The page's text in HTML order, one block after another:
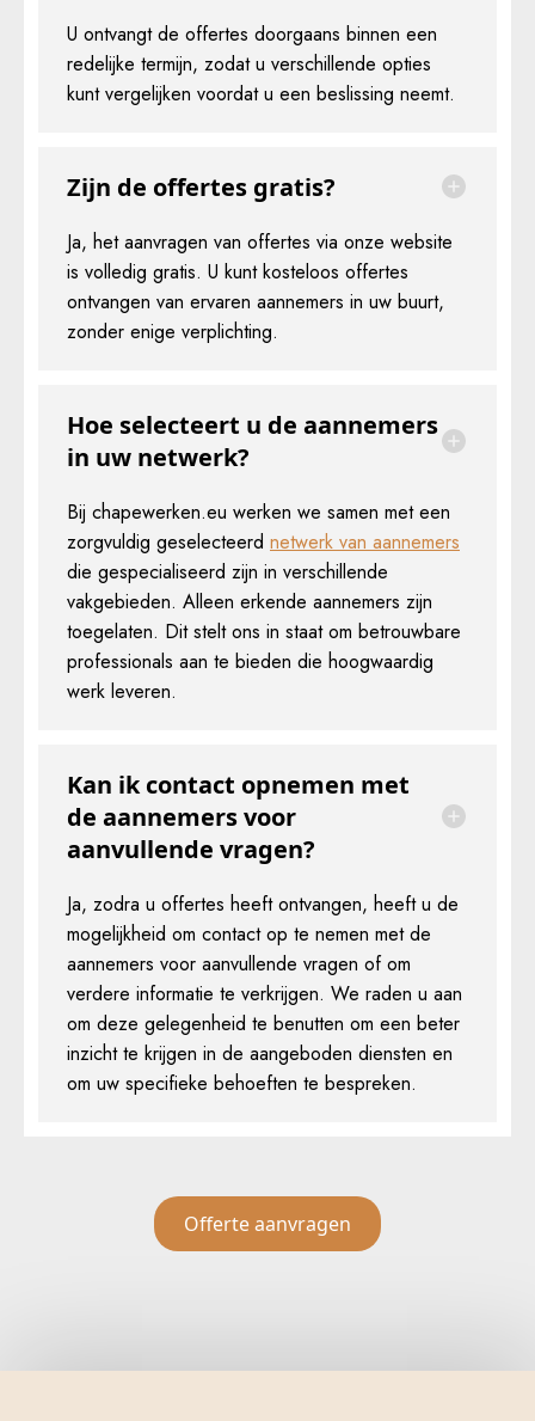
U ontvangt de offertes doorgaans binnen een
redelijke termijn, zodat u verschillende opties
kunt vergelijken voordat u een beslissing neemt.
Zijn de offertes gratis?
Ja, het aanvragen van offertes via onze website
is volledig gratis. U kunt kosteloos offertes
ontvangen van ervaren aannemers in uw buurt,
zonder enige verplichting.
Hoe selecteert u de aannemers
in uw netwerk?
Bij chapewerken.eu werken we samen met een
zorgvuldig geselecteerd netwerk van aannemers
die gespecialiseerd zijn in verschillende
vakgebieden. Alleen erkende aannemers zijn
toegelaten. Dit stelt ons in staat om betrouwbare
professionals aan te bieden die hoogwaardig
werk leveren.
Kan ik contact opnemen met
de aannemers voor
aanvullende vragen?
Ja, zodra u offertes heeft ontvangen, heeft u de
mogelijkheid om contact op te nemen met de
aannemers voor aanvullende vragen of om
verdere informatie te verkrijgen. We raden u aan
om deze gelegenheid te benutten om een beter
inzicht te krijgen in de aangeboden diensten en
om uw specifieke behoeften te bespreken.
Offerte aanvragen